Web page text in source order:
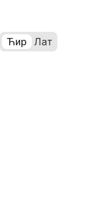
Ћир Лат